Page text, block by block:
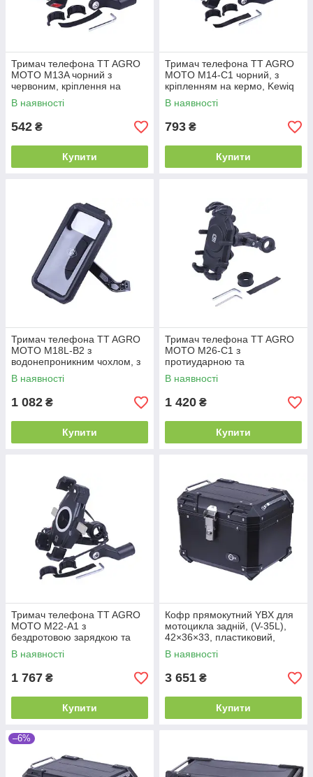
Тримач телефона TT AGRO
MOTO M13A чорний з
червоним, кріплення на
кермо, Kewiq
В наявності
542 ₴
Купити
Тримач телефона TT AGRO
MOTO M14-C1 чорний, з
кріпленням на кермо, Kewiq
В наявності
793 ₴
Купити
Тримач телефона TT AGRO
MOTO M18L-B2 з
водонепроникним чохлом, з
кріпленням на кермо, Kewiq
В наявності
1 082 ₴
Купити
Тримач телефона TT AGRO
MOTO M26-C1 з
протиударною та
протиугінною конструкцією, з
кріпленням на кермо, Kewiq
В наявності
1 420 ₴
Купити
Тримач телефона TT AGRO
MOTO M22-A1 з
бездротовою зарядкою та
круглим зеленим
світлодіодом, з кріпленням
В наявності
1 767 ₴
Купити
Кофр прямокутний YBX для
мотоцикла задній, (V-35L),
42×36×33, пластиковий,
чорний
В наявності
3 651 ₴
Купити
–6%